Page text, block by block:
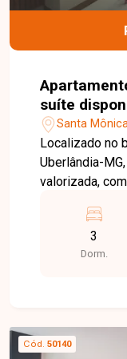
suíte
Santa
Santa
Localizado no
Uberlândia-
valorizada,
composto por
varanda
para quem
excelente
3
Dorm.
Cód. 50140